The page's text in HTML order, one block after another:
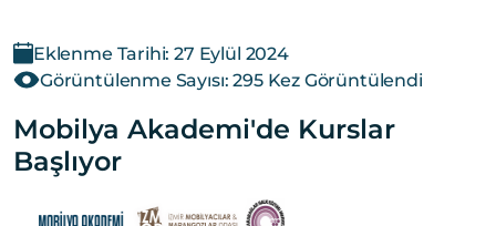
Eklenme Tarihi: 27 Eylül 2024
Görüntülenme Sayısı: 295 Kez Görüntülendi
Mobilya Akademi'de Kurslar
Başlıyor